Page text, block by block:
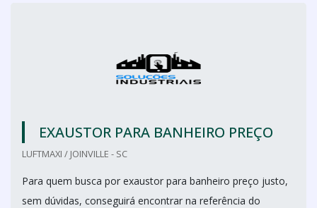
EXAUSTOR PARA BANHEIRO PREÇO
LUFTMAXI / JOINVILLE - SC
Para quem busca por exaustor para banheiro preço justo,
sem dúvidas, conseguirá encontrar na referência do